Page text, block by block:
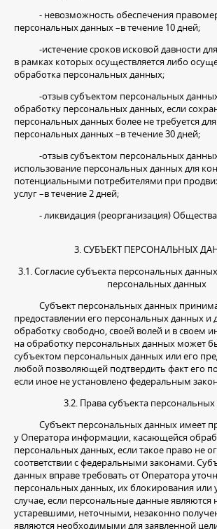
- невозможность обеспечения
персональных данных –в течение 10 дней;
-истечение сроков исковой давности
в рамках которых осуществляется либо
обработка персональных данных;
-отзыв субъектом персональных данных
обработку персональных данных, если
персональных данных более не требуется
персональных данных –в течение 30 дней;
-отзыв субъектом персональных данных
использование персональных данных для
потенциальными потребителями при
услуг –в течение 2 дней;
- ликвидация (реорганизация)
3. СУБЪЕКТ ПЕРСОНАЛЬНЫХ
3.1. Согласие субъекта персональных
персональных данных
Субъект персональных данных
предоставлении его персональных данных и
обработку свободно, своей волей и в своем
на обработку персональных данных может
субъектом персональных данных или его
любой позволяющей подтвердить факт его
если иное не установлено федеральным
3.2. Права субъекта
Субъект персональных данных имеет
у Оператора информации, касающейся
персональных данных, если такое право не
соответствии с федеральными законами.
данных вправе требовать от Оператора
персональных данных, их блокирования или
случае, если персональные данные
устаревшими, неточными, незаконно
являются необходимыми для заявленной